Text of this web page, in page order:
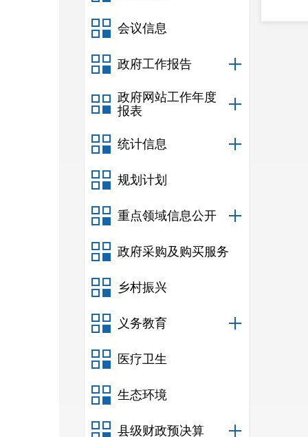
会议信息
政府工作报告
政府网站工作年度
报表
统计信息
规划计划
重点领域信息公开
政府采购及购买服务
乡村振兴
义务教育
医疗卫生
生态环境
县级财政预决算